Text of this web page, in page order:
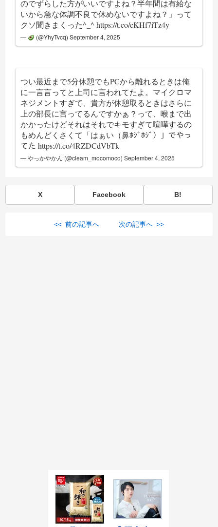
のでずらした方がいいですよね？半年間は有給な
いから急な体調不良で休めないですよね？」って
クソ聞きまくった^_^https://t.co/cKHf7iTz4y
— (@YhyTvcq) September 4, 2025
つい最近まで5分休憩でもPCから離れるときは俺
に一言言ってと上司に言われてたよ。マイクロマ
ネジメントすぎて、貴方が休憩取るときはさらに
上の部長に言ってるんですかぁ？って、喉まで出
かかったけどそれはそれでキモすぎて喧嘩するの
もめんどくさくて「はぁい（鼻ﾎｼﾞﾎｼﾞ）」でやっ
てたhttps://t.co/4RZDCdVbTk
— やっかやかん (@cleam_mocomoco)September 4, 2025
X Facebook B!
<< 前の記事へ 次の記事へ >>